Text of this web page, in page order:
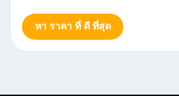
หา ราคา ที่ ดี ที่สุด